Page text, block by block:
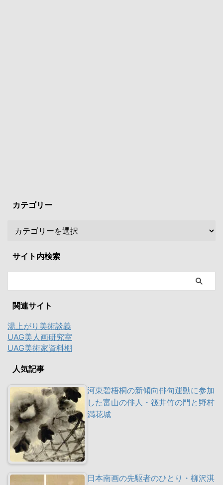
カテゴリー
サイト内検索
関連サイト
湯上がり美術談義
UAG美人画研究室
UAG美術家資料棚
人気記事
河東碧梧桐の新傾向俳句運動に参加
した富山の俳人・筏井竹の門と野村
満花城
日本南画の先駆者のひとり・柳沢淇